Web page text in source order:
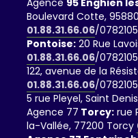
Agence 95 Enghien
Boulevard Cotte,
01.88.31.66.06/
Pontoise: 20 Rue
01.88.31.66.06/
122, avenue de la
01.88.31.66.06/
5 rue Pleyel, Saint
Agence 77 Torcy: rue
la-Vallée, 77200 Torcy